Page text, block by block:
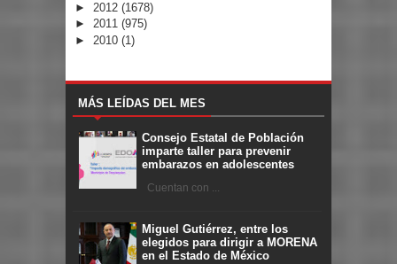
► 2012 (1678)
► 2011 (975)
► 2010 (1)
MÁS LEÍDAS DEL MES
Consejo Estatal de Población
imparte taller para prevenir
embarazos en adolescentes
Cuentan con ...
Miguel Gutiérrez, entre los
elegidos para dirigir a MORENA
en el Estado de México